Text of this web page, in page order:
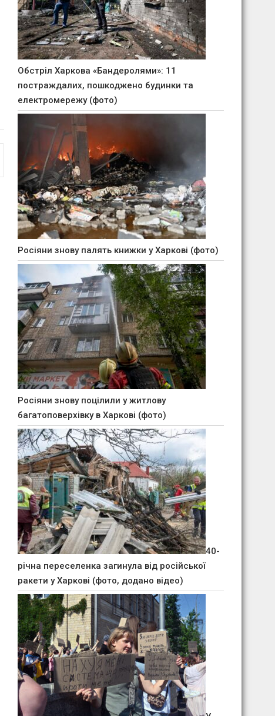
Обстріл Харкова «Бандеролями»: 11
постраждалих, пошкоджено будинки та
електромережу (фото)
Росіяни знову палять книжки у Харкові (фото)
Росіяни знову поцілили у житлову
багатоповерхівку в Харкові (фото)
40-
річна переселенка загинула від російської
ракети у Харкові (фото, додано відео)